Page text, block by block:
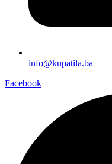
info@kupatila.ba
Facebook